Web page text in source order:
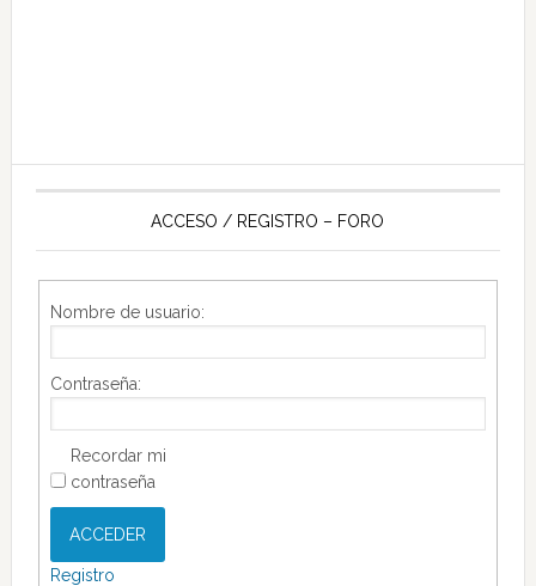
ACCESO / REGISTRO – FORO
Nombre de usuario:
Contraseña:
Recordar mi
contraseña
ACCEDER
Registro